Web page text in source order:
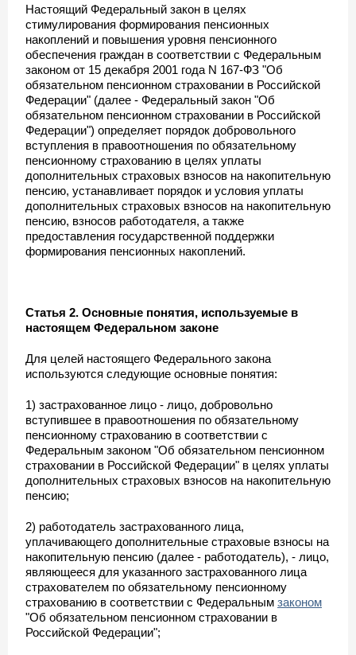
Настоящий Федеральный закон в целях
стимулирования формирования пенсионных
накоплений и повышения уровня пенсионного
обеспечения граждан в соответствии с Федеральным
законом от 15 декабря 2001 года N 167-ФЗ "Об
обязательном пенсионном страховании в Российской
Федерации" (далее - Федеральный закон "Об
обязательном пенсионном страховании в Российской
Федерации") определяет порядок добровольного
вступления в правоотношения по обязательному
пенсионному страхованию в целях уплаты
дополнительных страховых взносов на накопительную
пенсию, устанавливает порядок и условия уплаты
дополнительных страховых взносов на накопительную
пенсию, взносов работодателя, а также
предоставления государственной поддержки
формирования пенсионных накоплений.
Статья 2. Основные понятия, используемые в
настоящем Федеральном законе
Для целей настоящего Федерального закона
используются следующие основные понятия:
1) застрахованное лицо - лицо, добровольно
вступившее в правоотношения по обязательному
пенсионному страхованию в соответствии с
Федеральным законом "Об обязательном пенсионном
страховании в Российской Федерации" в целях уплаты
дополнительных страховых взносов на накопительную
пенсию;
2) работодатель застрахованного лица,
уплачивающего дополнительные страховые взносы на
накопительную пенсию (далее - работодатель), - лицо,
являющееся для указанного застрахованного лица
страхователем по обязательному пенсионному
страхованию в соответствии с Федеральным законом
"Об обязательном пенсионном страховании в
Российской Федерации";